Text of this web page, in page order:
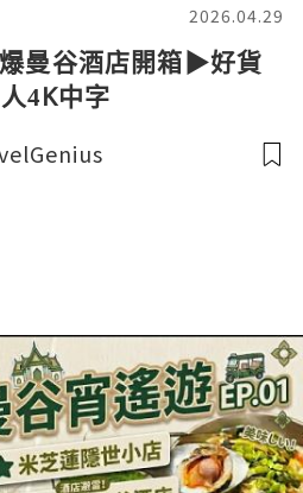
2026.04.29
曼谷酒店開箱▶︎好貨
4K中字